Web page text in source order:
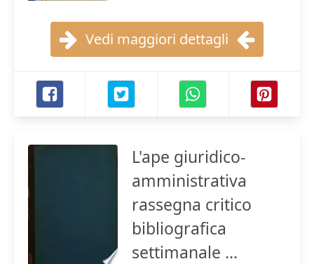
Vedi maggiori dettagli
L'ape giuridico-
amministrativa
rassegna critico
bibliografica
settimanale ...